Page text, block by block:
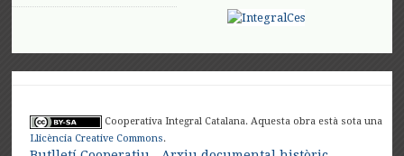
Cooperativa Integral Catalana. Aquesta obra està sota una
Llicència Creative Commons.